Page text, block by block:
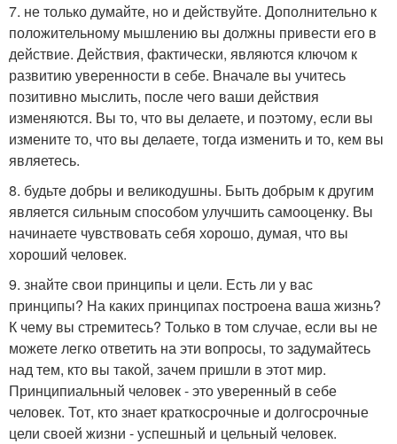
7. не только думайте, но и действуйте. Дополнительно к
положительному мышлению вы должны привести его в
действие. Действия, фактически, являются ключом к
развитию уверенности в себе. Вначале вы учитесь
позитивно мыслить, после чего ваши действия
изменяются. Вы то, что вы делаете, и поэтому, если вы
измените то, что вы делаете, тогда изменить и то, кем вы
являетесь.
8. будьте добры и великодушны. Быть добрым к другим
является сильным способом улучшить самооценку. Вы
начинаете чувствовать себя хорошо, думая, что вы
хороший человек.
9. знайте свои принципы и цели. Есть ли у вас
принципы? На каких принципах построена ваша жизнь?
К чему вы стремитесь? Только в том случае, если вы не
можете легко ответить на эти вопросы, то задумайтесь
над тем, кто вы такой, зачем пришли в этот мир.
Принципиальный человек - это уверенный в себе
человек. Тот, кто знает краткосрочные и долгосрочные
цели своей жизни - успешный и цельный человек.